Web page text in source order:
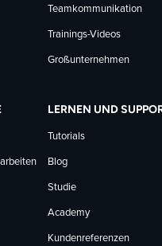
Teamkommunikation
Trainings-Videos
Großunternehmen
LERNEN UND
Tutorials
Blog
Studie
Academy
Kundenreferenzen